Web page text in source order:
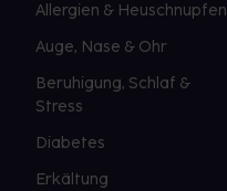
Allergien & Heuschnupfen
Auge, Nase & Ohr
Beruhigung, Schlaf &
Stress
Diabetes
Erkältung